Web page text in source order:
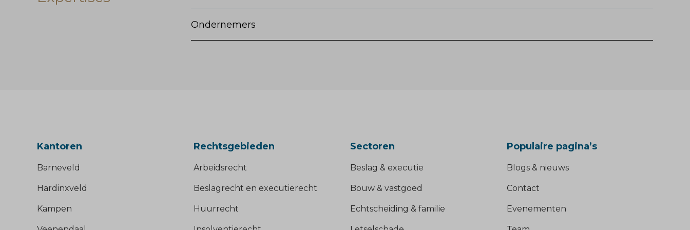
Ondernemers
Kantoren
Barneveld
Hardinxveld
Kampen
Rechtsgebieden
Arbeidsrecht
Beslagrecht en executierecht
Huurrecht
Sectoren
Beslag & executie
Bouw & vastgoed
Echtscheiding & familie
Populaire pagina’s
Blogs & nieuws
Contact
Evenementen